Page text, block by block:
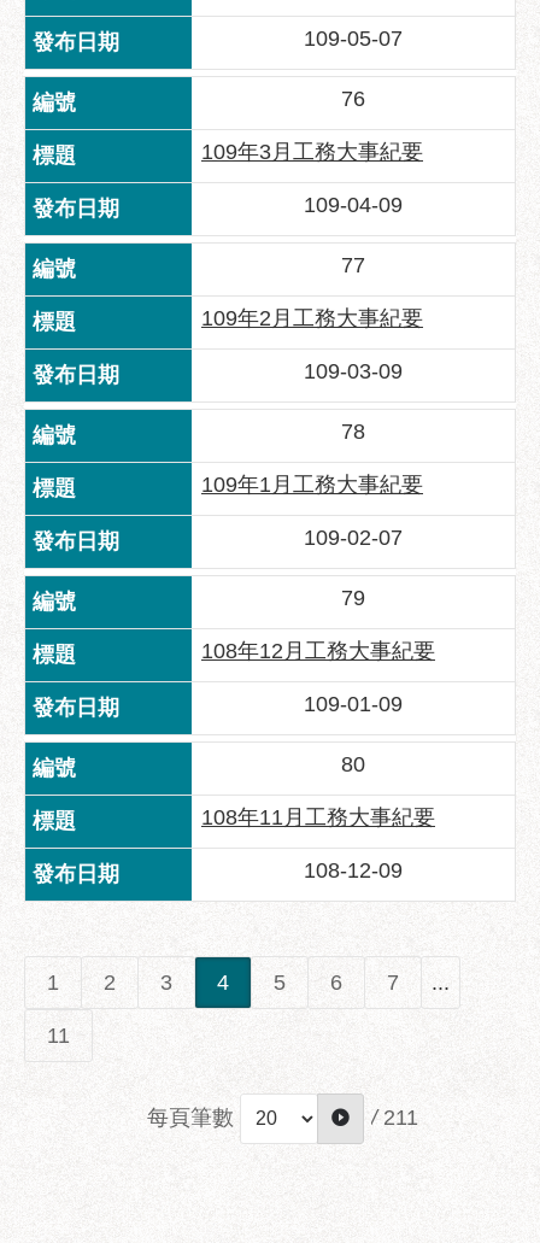
彙
陳
情
系
統
政
府
網
站
資
料
開
放
宣
告
隱
私
權
及
資
訊
安
全
政
策
聯
絡
方
式
本
暨
所
屬
各
處
話
109-05-07
76
109年3月工務大事紀要
109-04-09
77
109年2月工務大事紀要
109-03-09
78
109年1月工務大事紀要
109-02-07
79
108年12月工務大事紀要
109-01-09
80
108年11月工務大事紀要
108-12-09
1 2 3 4 5 6 7 ...
11
每頁筆數 / 211